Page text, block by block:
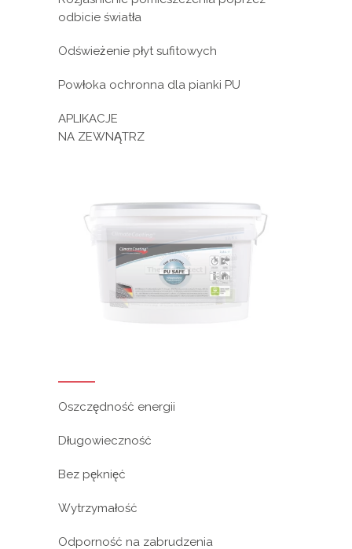
odbicie światła
Odświeżenie płyt sufitowych
Powłoka ochronna dla pianki PU
APLIKACJE
NA ZEWNĄTRZ
Oszczędność energii
Długowieczność
Bez pęknięć
Wytrzymałość
Odporność na zabrudzenia